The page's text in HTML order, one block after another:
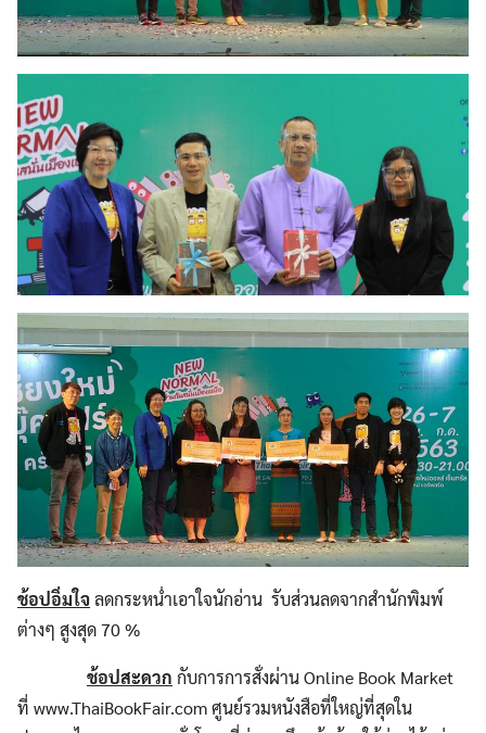
ช้อปอิ่มใจลดกระหน่ำเอาใจนักอ่าน รับส่วนลดจากสำนักพิมพ์
ต่างๆ สูงสุด 70 %
ช้อปสะดวก กับการการสั่งผ่าน Online Book Market
ที่ www.ThaiBookFair.com ศูนย์รวมหนังสือที่ใหญ่ที่สุดใน